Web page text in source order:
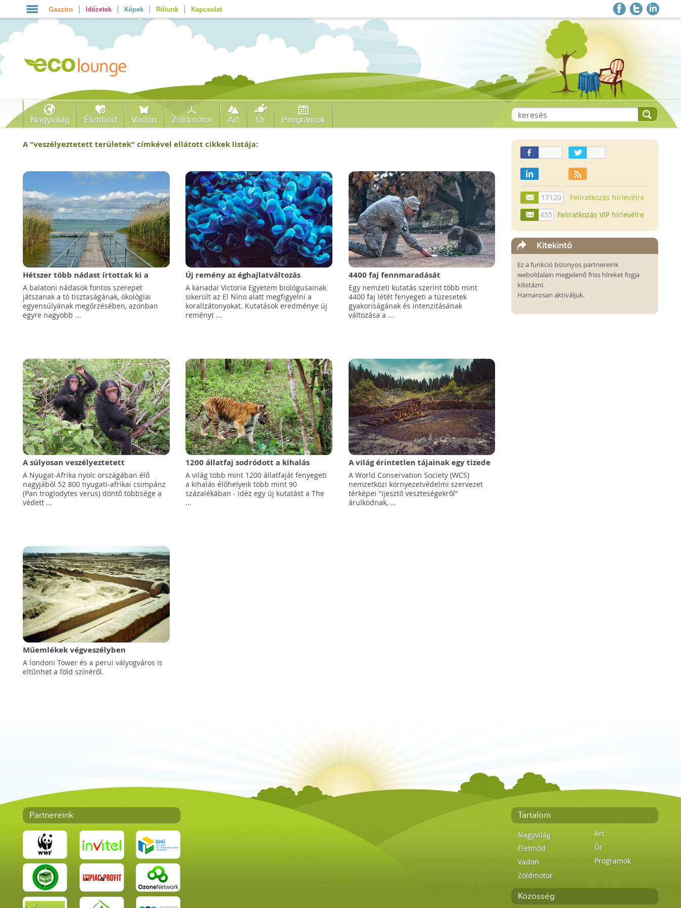
Gasztro Idézetek Képek Rólunk Kapcsolat
Nagyvilág Életmód Vadon Zöldmotor Art Űr Programok
A "veszélyeztetett területek" címkével ellátott cikkek listája:
Hétszer több nádast írtottak ki a
Balatonon az elmúlt 5 évben, mint
korábban
A balatoni nádasok fontos szerepet
játszanak a tó tisztaságának, ökológiai
egyensúlyának megőrzésében, azonban
egyre nagyobb ...
Új remény az éghajlatváltozás
hatásait megsínylő korallzátonyok
számára!
A kanadai Victoria Egyetem biológusainak
sikerült az El Nino alatt megfigyelni a
korallzátonyokat. Kutatások eredménye új
reményt ...
4400 faj fennmaradását
veszélyeztetik az egyre gyakoribb
erdő- és bozóttüzek
Egy nemzeti kutatás szerint több mint
4400 faj létét fenyegeti a tüzesetek
gyakoriságának és intenzitásának
változása a ...
A súlyosan veszélyeztetett
csimpánzok többsége nem védett
területen él
A Nyugat-Afrika nyolc országában élő
nagyjából 52 800 nyugati-afrikai csimpánz
(Pan troglodytes verus) döntő többsége a
védett ...
1200 állatfaj sodródott a kihalás
szélére
A világ több mint 1200 állatfaját fenyegeti
a kihalás élőhelyeik több mint 90
százalékában - idéz egy új kutatást a The
...
A világ érintetlen tájainak egy tizede
tűnt el az elmúlt 20 év során!
A World Conservation Society (WCS)
nemzetközi környezetvédelmi szervezet
térképei "ijesztő veszteségekről"
árulkodnak, ...
Műemlékek végveszélyben
A londoni Tower és a perui vályogváros is
eltűnhet a föld színéről.
17120
Feliratkozás hírlevélre
435
Feliratkozás VIP hírlevélre
Kitekintő
Ez a funkció bizonyos partnereink
weboldalain megjelenő friss híreket fogja
kilistázni.
Hamarosan aktiváljuk.
Partnereink Tartalom
Nagyvilág
Életmód
Vadon
Zöldmotor
Art
Űr
Programok
Közösség